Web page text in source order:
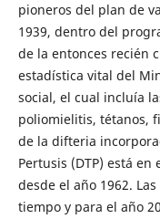
pioneros del plan de
1939, dentro del
de la entonces recién
estadística vital del
social, el cual incluía
poliomielitis, tétanos,
de la difteria
Pertusis (DTP) está
desde el año 1962.
tiempo y para el año